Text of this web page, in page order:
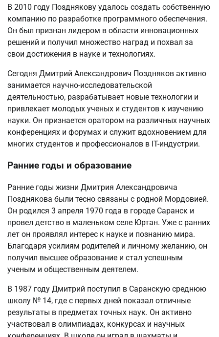
В 2010 году Позднякову удалось создать собственную
компанию по разработке программного обеспечения.
Он был признан лидером в области инновационных
решений и получил множество наград и похвал за
свои достижения в науке и технологиях.
Сегодня Дмитрий Александрович Поздняков активно
занимается научно-исследовательской
деятельностью, разрабатывает новые технологии и
привлекает молодых ученых и студентов к изучению
науки. Он признается оратором на различных научных
конференциях и форумах и служит вдохновением для
многих студентов и профессионалов в IT-индустрии.
Ранние годы и образование
Ранние годы жизни Дмитрия Александровича
Позднякова были тесно связаны с родной Мордовией.
Он родился 3 апреля 1970 года в городе Саранск и
провел детство в маленьком селе Юртан. Уже с ранних
лет он проявлял интерес к науке и познанию мира.
Благодаря усилиям родителей и личному желанию, он
получил высшее образование и стал успешным
ученым и общественным деятелем.
В 1987 году Дмитрий поступил в Саранскую среднюю
школу № 14, где с первых дней показал отличные
результаты в предметах точных наук. Он активно
участвовал в олимпиадах, конкурсах и научных